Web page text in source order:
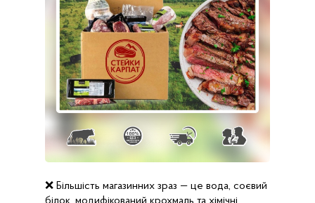
❌ Більшість магазинних зраз — це вода, соєвий